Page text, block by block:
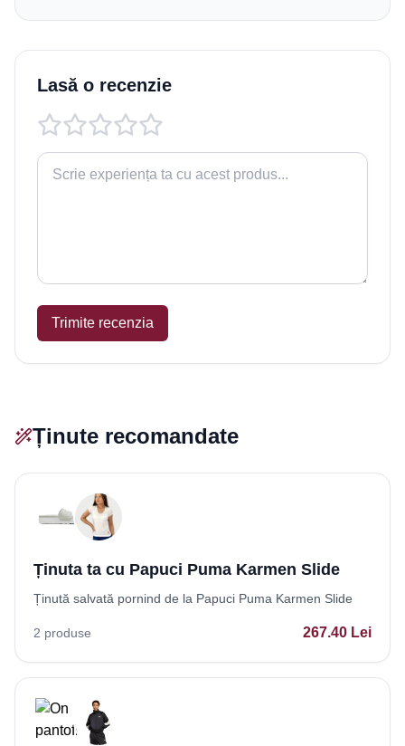
Lasă o recenzie
Trimite recenzia
Ținute recomandate
Ținuta ta cu Papuci Puma Karmen Slide
Ținută salvată pornind de la Papuci Puma Karmen Slide
2 produse 267.40 Lei